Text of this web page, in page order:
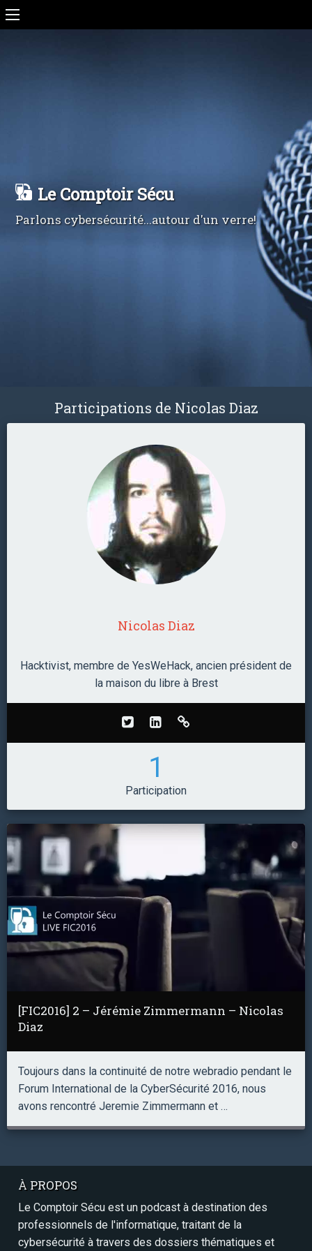
Le Comptoir Sécu
Parlons cybersécurité...autour d'un verre!
Participations de Nicolas Diaz
Nicolas Diaz
Hacktivist, membre de YesWeHack, ancien président de
la maison du libre à Brest
1
Participation
[FIC2016] 2 – Jérémie Zimmermann – Nicolas
Diaz
Toujours dans la continuité de notre webradio pendant le
Forum International de la CyberSécurité 2016, nous
avons rencontré Jeremie Zimmermann et …
À PROPOS
Le Comptoir Sécu est un podcast à destination des
professionnels de l'informatique, traitant de la
cybersécurité à travers des dossiers thématiques et